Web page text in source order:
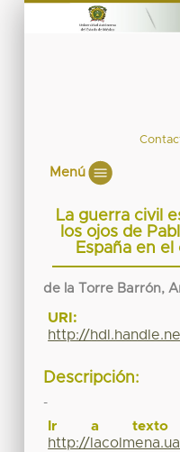
Menú
La guerra civil
los ojos de
España en el
de la Torre Barrón,
URI:
http://
Descripción:
-
Ir a texto
http://